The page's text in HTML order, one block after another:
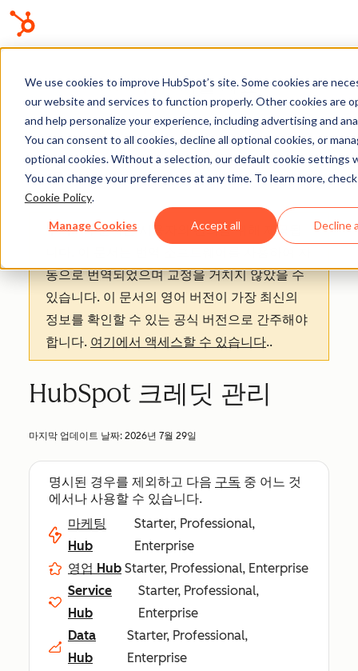
We use cookies to improve HubSpot’s site. Some cookies are
our website and services to function properly. Other cookies are
and help personalize your experience, including advertising and
You can consent to all cookies, decline all optional cookies, or
optional cookies. Without a selection, our default cookie settings
You can change your preferences at any time. To learn more,
Cookie Policy.
Manage Cookies Accept all Decline
기술 자료
청구
주의:: 이 문서는 사용자의 편의를 위해 제공됩
동으로 번역되었으며 교정을 거치지 않았을 수
있습니다. 이 문서의 영어 버전이 가장 최신의
정보를 확인할 수 있는 공식 버전으로 간주해야
합니다. 여기에서 액세스할 수 있습니다..
HubSpot 크레딧 관리
마지막 업데이트 날짜: 2026년 7월 29일
명시된 경우를 제외하고 다음 구독 중 어느 것
에서나 사용할 수 있습니다.
마케팅
Hub
Starter, Professional,
Enterprise
영업 Hub Starter, Professional, Enterprise
Service
Hub
Starter, Professional,
Enterprise
Data
Hub
Starter, Professional,
Enterprise